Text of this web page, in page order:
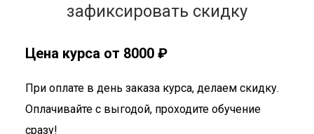
зафиксировать скидку
Цена курса от 8000 ₽
При оплате в день заказа курса, делаем скидку.
Оплачивайте с выгодой, проходите обучение
сразу!